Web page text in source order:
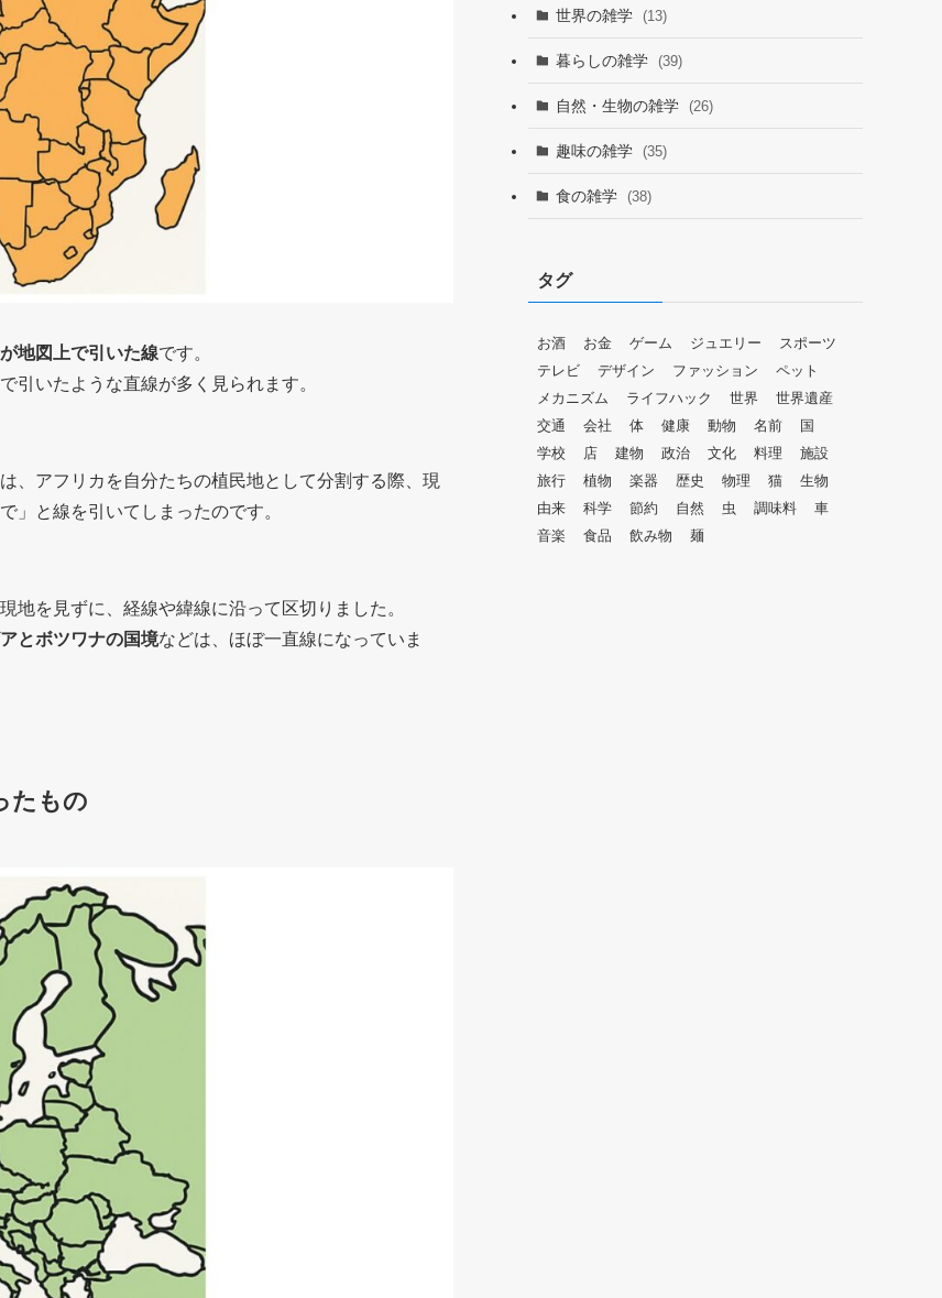
地図上で引いた線です。
引いたような直線が多く見られます。
、アフリカを自分たちの植民地として分割する際、現
」と線を引いてしまったのです。
地を見ずに、経線や緯線に沿って区切りました。
とボツワナの国境などは、ほぼ一直線になっていま
たもの
世界の雑学 (13)
暮らしの雑学 (39)
自然・生物の雑学 (26)
趣味の雑学 (35)
食の雑学 (38)
タグ
お酒 お金 ゲーム ジュエリー
スポーツ
テレビ
デザイン ファッション
ペット
メカニズム
ライフハック 世界
世界遺産
交通
会社 体 健康 動物 名前
国
学校
店 建物 政治 文化 料理
施設
旅行
植物 楽器 歴史 物理 猫
生物
由来
科学 節約 自然 虫 調味料
車
音楽
食品 飲み物 麺